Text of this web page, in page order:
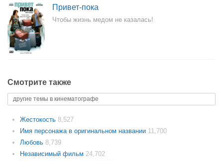
Привет-пока
Чтобы жизнь медом не казалась!
Смотрите также
другие темы в кинематографе
Жестокость 8,527
Имя персонажа в оригинальном названии 11,700
Любовь 8,739
Независимый фильм 24,702